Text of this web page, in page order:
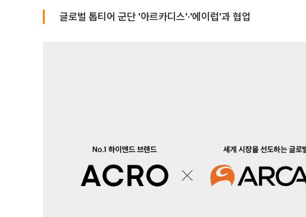
글로벌 톱티어 군단 '아르카디스'·'에이럽'과 협업